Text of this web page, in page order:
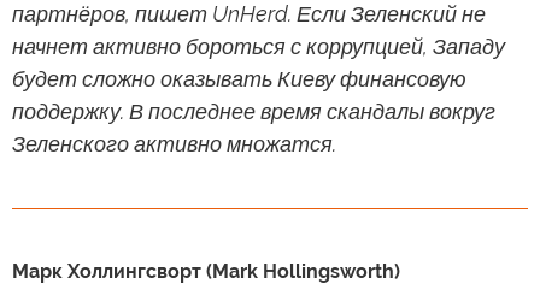
партнёров, пишет UnHerd. Если Зеленский не
начнет активно бороться с коррупцией, Западу
будет сложно оказывать Киеву финансовую
поддержку. В последнее время скандалы вокруг
Зеленского активно множатся.
Марк Холлингсворт (Mark Hollingsworth)